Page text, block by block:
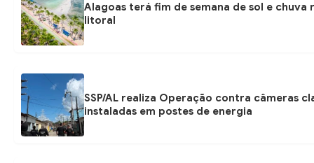
Alagoas terá fim de semana de sol e chuva
litoral
SSP/AL realiza Operação contra câmeras
instaladas em postes de energia